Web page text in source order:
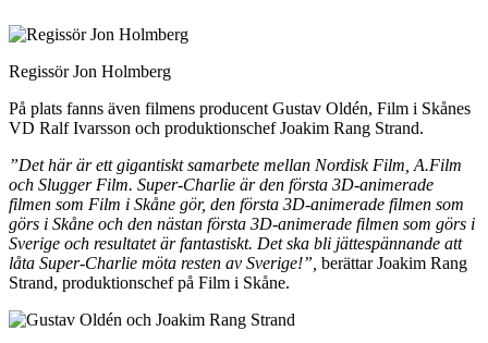
Regissör Jon Holmberg
På plats fanns även filmens producent Gustav Oldén, Film i Skånes
VD Ralf Ivarsson och produktionschef Joakim Rang Strand.
”Det här är ett gigantiskt samarbete mellan Nordisk Film, A.Film
och Slugger Film. Super-Charlie är den första 3D-animerade
filmen som Film i Skåne gör, den första 3D-animerade filmen som
görs i Skåne och den nästan första 3D-animerade filmen som görs i
Sverige och resultatet är fantastiskt. Det ska bli jättespännande att
låta Super-Charlie möta resten av Sverige!”, berättar Joakim Rang
Strand, produktionschef på Film i Skåne.